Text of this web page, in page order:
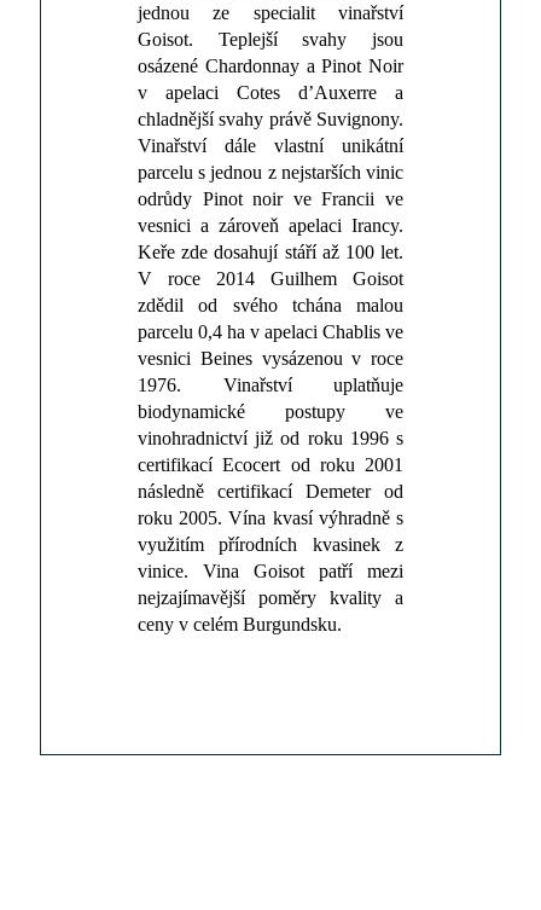
jednou ze specialit vinařství
Goisot. Teplejší svahy jsou
osázené Chardonnay a Pinot Noir
v apelaci Cotes d’Auxerre a
chladnější svahy právě Suvignony.
Vinařství dále vlastní unikátní
parcelu s jednou z nejstarších vinic
odrůdy Pinot noir ve Francii ve
vesnici a zároveň apelaci Irancy.
Keře zde dosahují stáří až 100 let.
V roce 2014 Guilhem Goisot
zdědil od svého tchána malou
parcelu 0,4 ha v apelaci Chablis ve
vesnici Beines vysázenou v roce
1976. Vinařství uplatňuje
biodynamické postupy ve
vinohradnictví již od roku 1996 s
certifikací Ecocert od roku 2001
následně certifikací Demeter od
roku 2005. Vína kvasí výhradně s
využitím přírodních kvasinek z
vinice. Vina Goisot patří mezi
nejzajímavější poměry kvality a
ceny v celém Burgundsku.